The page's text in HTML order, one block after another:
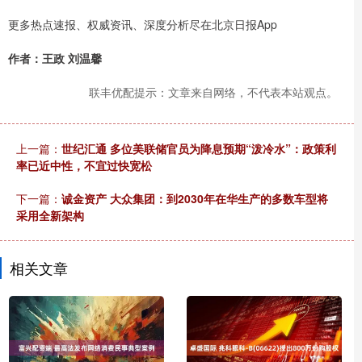
更多热点速报、权威资讯、深度分析尽在北京日报App
作者：王政 刘温馨
联丰优配提示：文章来自网络，不代表本站观点。
上一篇： 世纪汇通 多位美联储官员为降息预期“泼冷水”：政策利
率已近中性，不宜过快宽松
下一篇： 诚金资产 大众集团：到2030年在华生产的多数车型将
采用全新架构
相关文章